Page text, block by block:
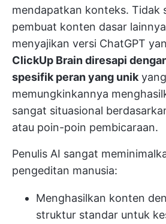
mendapatkan konteks. Tidak
pembuat konten dasar
menyajikan versi ChatGPT
ClickUp Brain diresapi
spesifik peran yang unik yang
memungkinkannya
sangat situasional
atau poin-poin pembicaraan.
Penulis AI sangat
pengeditan manusia:
Menghasilkan konten
struktur standar untuk